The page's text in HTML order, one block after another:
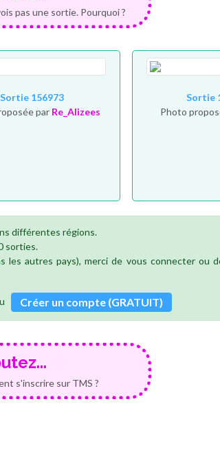
pas une sortie. Pourquoi ?
Sortie 156973
par Re_Alizees
Sortie
Photo
différentes régions.
sorties.
les autres pays), merci de vous connecter ou
Créer un compte (GRATUIT)
s'inscrire sur TMS ?